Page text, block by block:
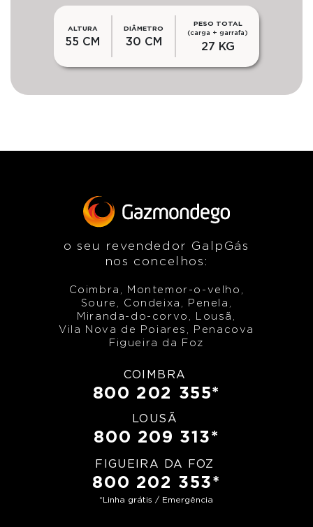
ALTURA
55 CM
DIÂMETRO
30 CM
PESO TOTAL
(carga + garrafa)
27 KG
o seu revendedor GalpGás
nos concelhos:
Coimbra, Montemor-o-velho,
Soure, Condeixa, Penela,
Miranda-do-corvo, Lousã,
Vila Nova de Poiares, Penacova
Figueira da Foz
COIMBRA
800 202 355*
LOUSÃ
800 209 313*
FIGUEIRA DA FOZ
800 202 353*
*Linha grátis / Emergência